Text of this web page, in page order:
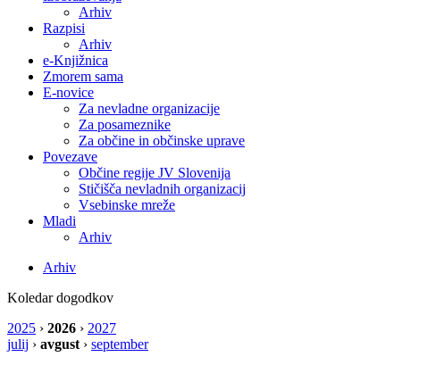
Arhiv
Razpisi
Arhiv
e-Knjižnica
Zmorem sama
E-novice
Za nevladne organizacije
Za posameznike
Za občine in občinske uprave
Povezave
Občine regije JV Slovenija
Stičišča nevladnih organizacij
Vsebinske mreže
Mladi
Arhiv
Arhiv
Koledar dogodkov
2025 › 2026 › 2027
julij › avgust › september